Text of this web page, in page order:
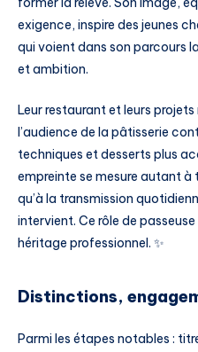
exigence, inspire des jeunes
qui voient dans son parcours
et ambition.
Leur restaurant et leurs
l’audience de la pâtisserie
techniques et desserts plus
empreinte se mesure autant
qu’à la transmission
intervient. Ce rôle de
héritage professionnel. ✨
Distinctions,
Parmi les étapes notables :